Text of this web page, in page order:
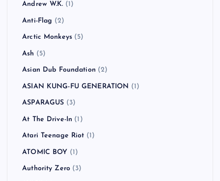
Andrew W.K. (1)
Anti-Flag (2)
Arctic Monkeys (5)
Ash (5)
Asian Dub Foundation (2)
ASIAN KUNG-FU GENERATION (1)
ASPARAGUS (3)
At The Drive-In (1)
Atari Teenage Riot (1)
ATOMIC BOY (1)
Authority Zero (3)